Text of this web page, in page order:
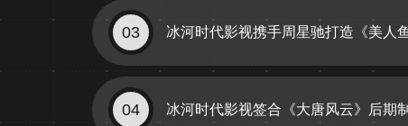
03 冰河时代影视携手周星驰打造《美人
04 冰河时代影视签合《大唐风云》后期